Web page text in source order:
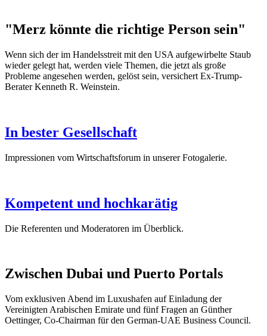
"Merz könnte die richtige Person sein"
Wenn sich der im Handelsstreit mit den USA aufgewirbelte Staub
wieder gelegt hat, werden viele Themen, die jetzt als große
Probleme angesehen werden, gelöst sein, versichert Ex-Trump-
Berater Kenneth R. Weinstein.
In bester Gesellschaft
Impressionen vom Wirtschaftsforum in unserer Fotogalerie.
Kompetent und hochkarätig
Die Referenten und Moderatoren im Überblick.
Zwischen Dubai und Puerto Portals
Vom exklusiven Abend im Luxushafen auf Einladung der
Vereinigten Arabischen Emirate und fünf Fragen an Günther
Oettinger, Co-Chairman für den German-UAE Business Council.